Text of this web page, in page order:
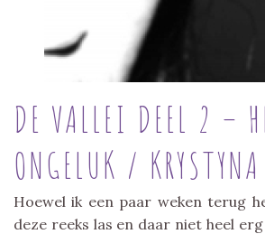
DE VALLEI DEEL 2 –
ONGELUK /
Hoewel ik een paar weken terug
deze reeks las en daar niet heel